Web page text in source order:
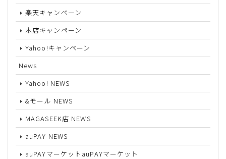
楽天キャンペーン
本店キャンペーン
Yahoo!キャンペーン
News
Yahoo! NEWS
&モール NEWS
MAGASEEK店 NEWS
auPAY NEWS
auPAYマーケットauPAYマーケット